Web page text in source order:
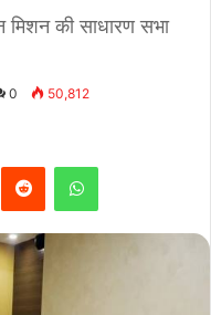
मिशन की साधारण सभा
0 50,812
Reddit WhatsApp